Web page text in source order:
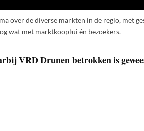
over de diverse markten in de regio, met
wat met marktkooplui én bezoekers.
VRD Drunen betrokken is